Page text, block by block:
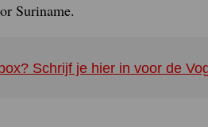
Suriname.
Schrijf je hier in voor de